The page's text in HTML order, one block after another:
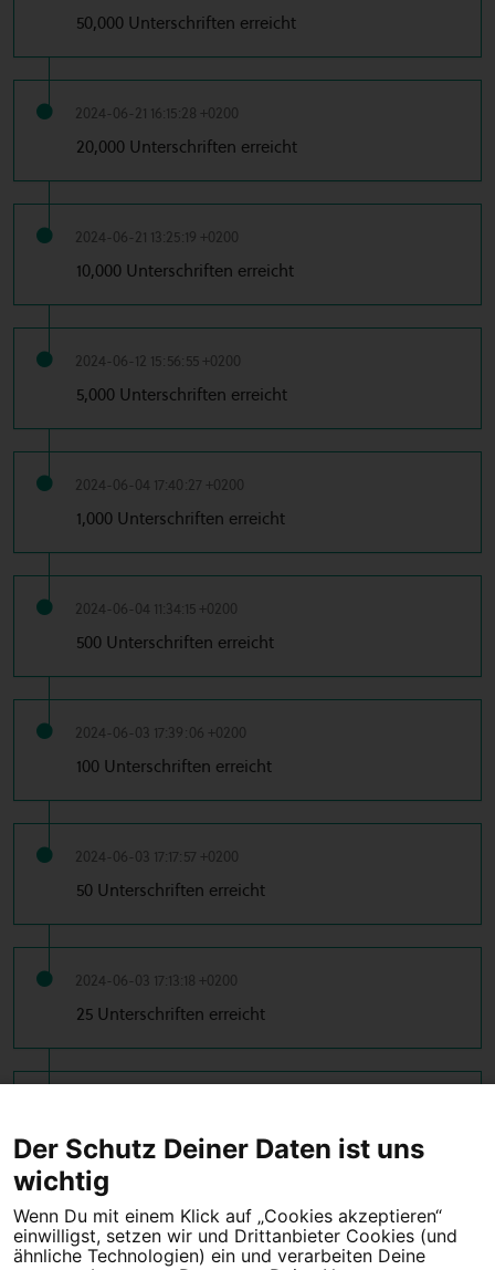
50,000 Unterschriften erreicht
2024-06-21 16:15:28 +0200
20,000 Unterschriften erreicht
2024-06-21 13:25:19 +0200
10,000 Unterschriften erreicht
2024-06-12 15:56:55 +0200
5,000 Unterschriften erreicht
2024-06-04 17:40:27 +0200
1,000 Unterschriften erreicht
2024-06-04 11:34:15 +0200
500 Unterschriften erreicht
2024-06-03 17:39:06 +0200
100 Unterschriften erreicht
2024-06-03 17:17:57 +0200
50 Unterschriften erreicht
2024-06-03 17:13:18 +0200
25 Unterschriften erreicht
10 Unterschriften erreicht
Tipps für deine Petition
Der Schutz Deiner Daten ist uns
wichtig
Wenn Du mit einem Klick auf „Cookies akzeptieren“
einwilligst, setzen wir und Drittanbieter Cookies (und
ähnliche Technologien) ein und verarbeiten Deine